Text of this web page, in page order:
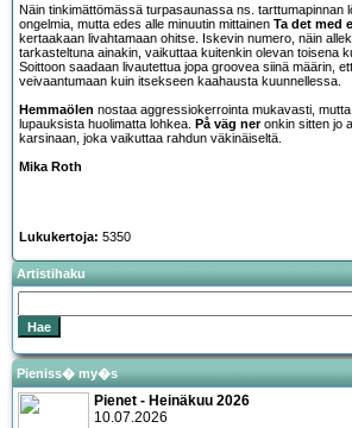
Näin tinkimättömässä turpasaunassa ns. tarttumapinnan
ongelmia, mutta edes alle minuutin mittainen Ta det med
kertaakaan livahtamaan ohitse. Iskevin numero, näin
tarkasteltuna ainakin, vaikuttaa kuitenkin olevan toisena
Soittoon saadaan livautettua jopa groovea siinä määrin,
veivaantumaan kuin itsekseen kaahausta kuunnellessa.
Hemmaölen nostaa aggressiokerrointa mukavasti,
lupauksista huolimatta lohkea. På väg neronkin sitten jo
karsinaan, joka vaikuttaa rahdun väkinäiseltä.
Mika Roth
Lukukertoja: 5350
Artistihaku
Pieniss� my�s
Pienet - Heinäkuu 2026
10.07.2026